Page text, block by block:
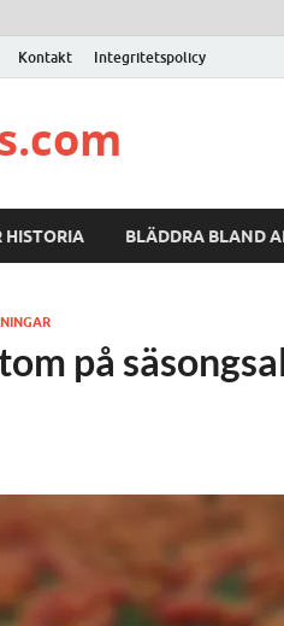
Kontakt Integritetspolicy
HISTORIA BLÄDDRA BLAND
på